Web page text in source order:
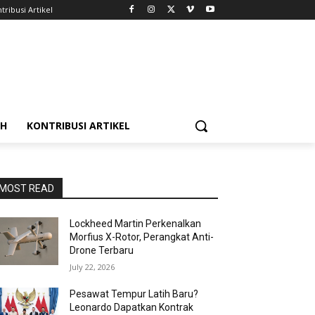
Artikel
KONTRIBUSI ARTIKEL
READ
Lockheed Martin Perkenalkan
Morfius X-Rotor, Perangkat Anti-
Drone Terbaru
July 22, 2026
Pesawat Tempur Latih Baru?
Leonardo Dapatkan Kontrak